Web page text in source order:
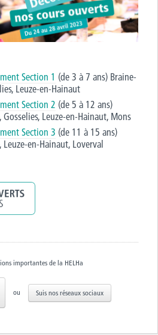
Section 1 (de 3 à 7 ans) Braine-
Leuze-en-Hainaut
Section 2 (de 5 à 12 ans)
Leuze-en-Hainaut, Mons
Section 3 (de 11 à 15 ans)
en-Hainaut, Loverval
importantes de la HELHa
ou Suis nos réseaux sociaux